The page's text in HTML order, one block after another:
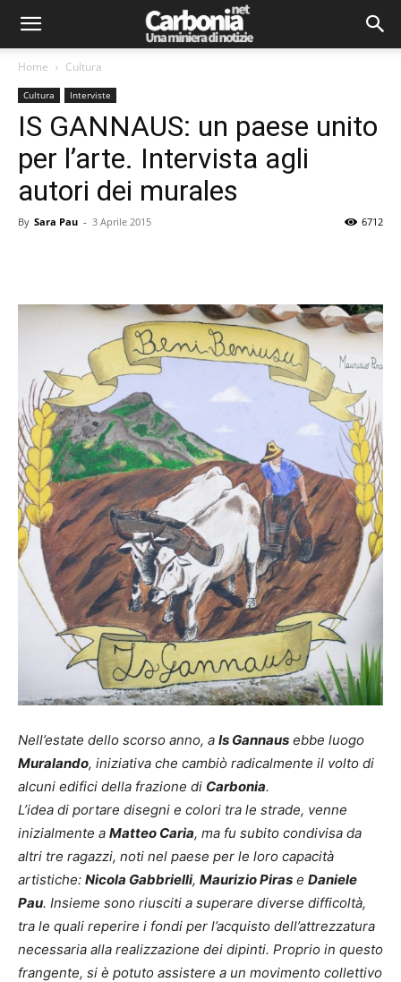
Home Cultura
Cultura Interviste
IS GANNAUS: un paese unito
per l’arte. Intervista agli
autori dei murales
By Sara Pau - 3 Aprile 2015 6712
Nell’estate dello scorso anno, a Is Gannaus ebbe luogo
Muralando, iniziativa che cambiò radicalmente il volto di
alcuni edifici della frazione di Carbonia.
L’idea di portare disegni e colori tra le strade, venne
inizialmente a Matteo Caria, ma fu subito condivisa da
altri tre ragazzi, noti nel paese per le loro capacità
artistiche: Nicola Gabbrielli, Maurizio Piras e Daniele
Pau. Insieme sono riusciti a superare diverse difficoltà,
tra le quali reperire i fondi per l’acquisto dell’attrezzatura
necessaria alla realizzazione dei dipinti. Proprio in questo
frangente, si è potuto assistere a un movimento collettivo